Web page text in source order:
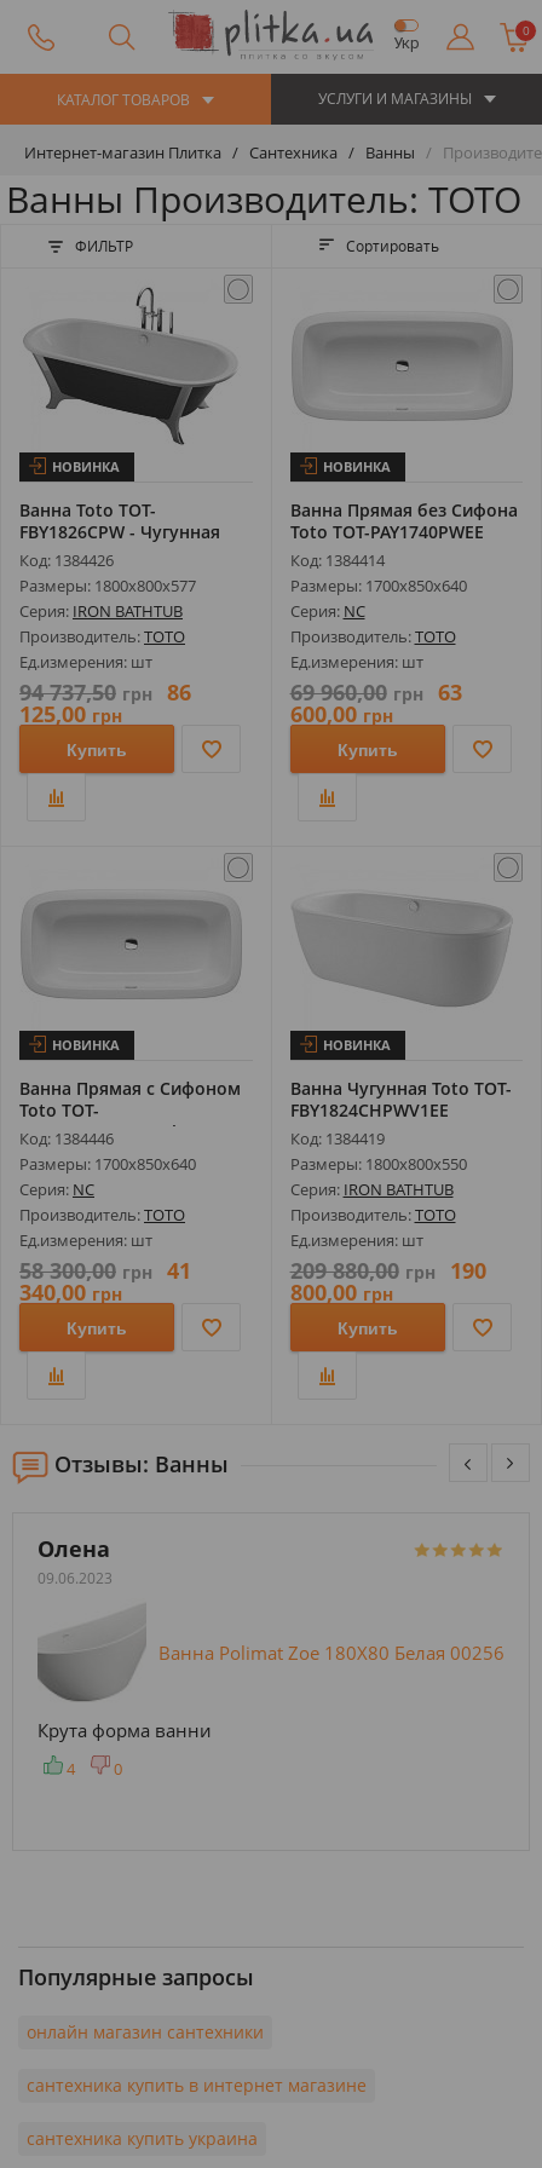
Укр
0
КАТАЛОГ ТОВАРОВ УСЛУГИ И МАГАЗИНЫ
Интернет-магазин Плитка Сантехника Ванны
Ванны Производитель: TOTO
ФИЛЬТР Сортировать
НОВИНКА
Ванна Toto TOT-
FBY1826CPW - Чугунная
180Х80Х57,6 см ...
Код: 1384426
Размеры: 1800х800х577
Серия: IRON BATHTUB
Производитель:TOTO
Ед.измерения: шт
94 737,50 грн 86
125,00 грн
Купить
НОВИНКА
Ванна Прямая без Сифона
Toto TOT-PAY1740PWEE
170X85X...
Код: 1384414
Размеры: 1700х850х640
Серия: NC
Производитель:TOTO
Ед.измерения: шт
69 960,00 грн 63
600,00 грн
Купить
НОВИНКА
Ванна Прямая с Сифоном
Toto TOT-
PAY1740PWEE+syphon 1...
Код: 1384446
Размеры: 1700х850х640
Серия: NC
Производитель:TOTO
Ед.измерения: шт
58 300,00 грн 41
340,00 грн
Купить
НОВИНКА
Ванна Чугунная Toto TOT-
FBY1824CHPWV1EE
1800X800X550...
Код: 1384419
Размеры: 1800х800х550
Серия: IRON BATHTUB
Производитель:TOTO
Ед.измерения: шт
209 880,00 грн 190
800,00 грн
Купить
Отзывы: Ванны
Олена
09.06.2023
Ванна Polimat Zoe 180X80 Белая 00256
Крута форма ванни
4 0
Популярные запросы
онлайн магазин сантехники
сантехника купить в интернет магазине
сантехника купить украина